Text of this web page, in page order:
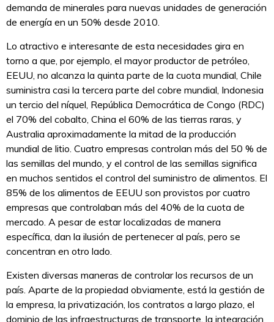
demanda de minerales para nuevas unidades de generación
de energía en un 50% desde 2010.
Lo atractivo e interesante de esta necesidades gira en
torno a que, por ejemplo, el mayor productor de petróleo,
EEUU, no alcanza la quinta parte de la cuota mundial, Chile
suministra casi la tercera parte del cobre mundial, Indonesia
un tercio del níquel, República Democrática de Congo (RDC)
el 70% del cobalto, China el 60% de las tierras raras, y
Australia aproximadamente la mitad de la producción
mundial de litio. Cuatro empresas controlan más del 50 % de
las semillas del mundo, y el control de las semillas significa
en muchos sentidos el control del suministro de alimentos. El
85% de los alimentos de EEUU son provistos por cuatro
empresas que controlaban más del 40% de la cuota de
mercado. A pesar de estar localizadas de manera
específica, dan la ilusión de pertenecer al país, pero se
concentran en otro lado.
Existen diversas maneras de controlar los recursos de un
país. Aparte de la propiedad obviamente, está la gestión de
la empresa, la privatización, los contratos a largo plazo, el
dominio de las infraestructuras de transporte, la integración